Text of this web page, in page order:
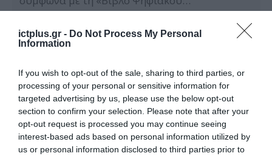
ictplus.gr - Do Not Process My Personal
Information
If you wish to opt-out of the sale, sharing to third parties, or
processing of your personal or sensitive information for
targeted advertising by us, please use the below opt-out
section to confirm your selection. Please note that after your
opt-out request is processed you may continue seeing
interest-based ads based on personal information utilized by
us or personal information disclosed to third parties prior to
Μετασχηματισμού» του υπουργείου Ψηφιακής
Διακυβέρνησης. Όπως αναφέρεται, η ψηφιακή
απονομή σύνταξης ΑΤΛΑΣ που παρουσιάστηκε
από τον υπουργό Εργασίας και Κοινωνικών
νέες τεχνολογίες η πλατφόρμα «ΑΤΛΑΣ»
μετασχηματίζει τη διαδικασία απονομής
συντάξεων σε μια απλή ηλεκτρονική υπηρεσία
[…]